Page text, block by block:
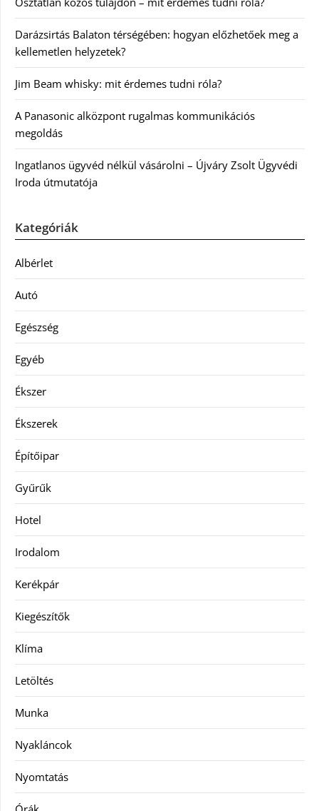
Darázsirtás Balaton térségében: hogyan előzhetőek meg a
kellemetlen helyzetek?
Jim Beam whisky: mit érdemes tudni róla?
A Panasonic alközpont rugalmas kommunikációs
megoldás
Ingatlanos ügyvéd nélkül vásárolni – Újváry Zsolt Ügyvédi
Iroda útmutatója
Kategóriák
Albérlet
Autó
Egészség
Egyéb
Ékszer
Ékszerek
Építőipar
Gyűrűk
Hotel
Irodalom
Kerékpár
Kiegészítők
Klíma
Letöltés
Munka
Nyakláncok
Nyomtatás